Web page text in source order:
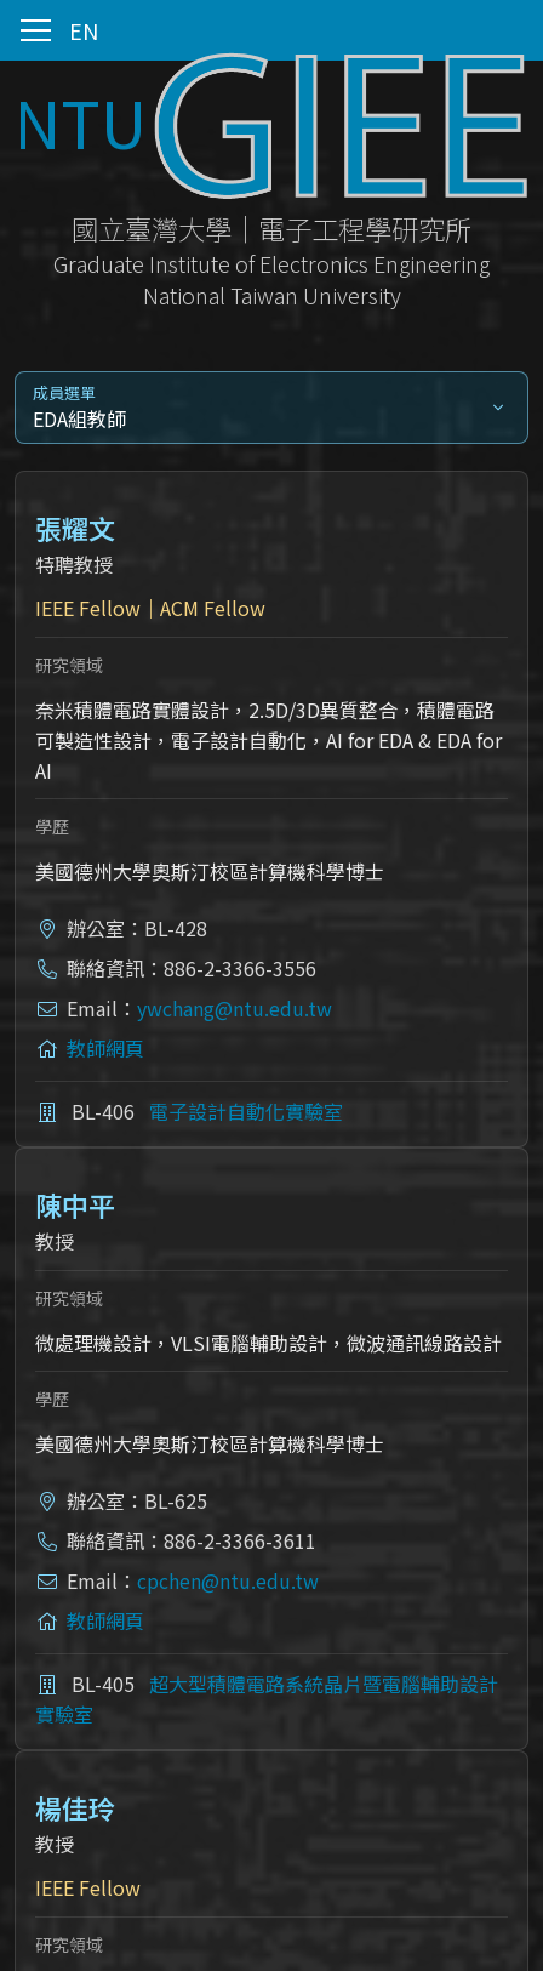
EN
NTU
國立臺灣大學｜電子工程學研究所
Graduate Institute of Electronics Engineering
National Taiwan University
成員選單
EDA組教師
張耀文
特聘教授
IEEE Fellow｜ACM Fellow
研究領域
奈米積體電路實體設計，2.5D/3D異質整合，積體電路
可製造性設計，電子設計自動化，AI for EDA & EDA for
AI
學歷
美國德州大學奧斯汀校區計算機科學博士
辦公室：BL-428
聯絡資訊：886-2-3366-3556
Email： ywchang@ntu.edu.tw
教師網頁
BL-406 電子設計自動化實驗室
陳中平
教授
研究領域
微處理機設計，VLSI電腦輔助設計，微波通訊線路設計
學歷
美國德州大學奧斯汀校區計算機科學博士
辦公室：BL-625
聯絡資訊：886-2-3366-3611
Email： cpchen@ntu.edu.tw
教師網頁
BL-405 超大型積體電路系統晶片暨電腦輔助設計
實驗室
楊佳玲
教授
IEEE Fellow
研究領域